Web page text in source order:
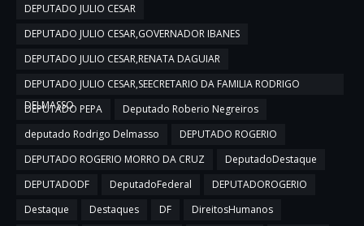
DEPUTADO JULIO CESAR
DEPUTADO JULIO CESAR,GOVERNADOR IBANES
DEPUTADO JULIO CESAR,RENATA DAGUIAR
DEPUTADO JULIO CESAR,SEECRETARIO DA FAMILIA RODRIGO
DELMASSO
DEPUTADO PEPA
Deputado Roberio Negreiros
deputado Rodrigo Delmasso
DEPUTADO ROGERIO
DEPUTADO ROGERIO MORRO DA CRUZ
DeputadoDestaque
DEPUTADODF
DeputadoFederal
DEPUTADOROGERIO
Destaque
Destaques DF
DireitosHumanos